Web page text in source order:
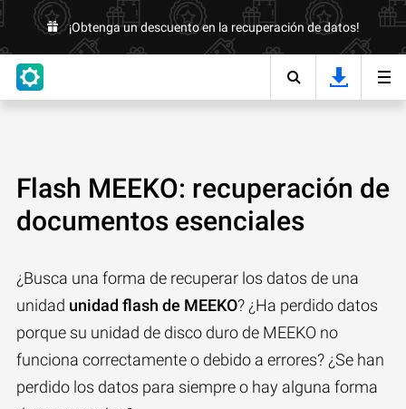
¡Obtenga un descuento en la recuperación de datos!
Flash MEEKO: recuperación de
documentos esenciales
¿Busca una forma de recuperar los datos de una
unidad unidad flash de MEEKO? ¿Ha perdido datos
porque su unidad de disco duro de MEEKO no
funciona correctamente o debido a errores? ¿Se han
perdido los datos para siempre o hay alguna forma